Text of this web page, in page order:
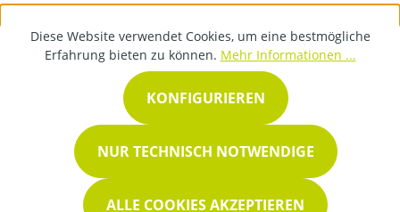
Diese Website verwendet Cookies, um eine bestmögliche
Erfahrung bieten zu können. Mehr Informationen ...
NUR TECHNISCH NOTWENDIGE
KONFIGURIEREN
ALLE COOKIES AKZEPTIEREN